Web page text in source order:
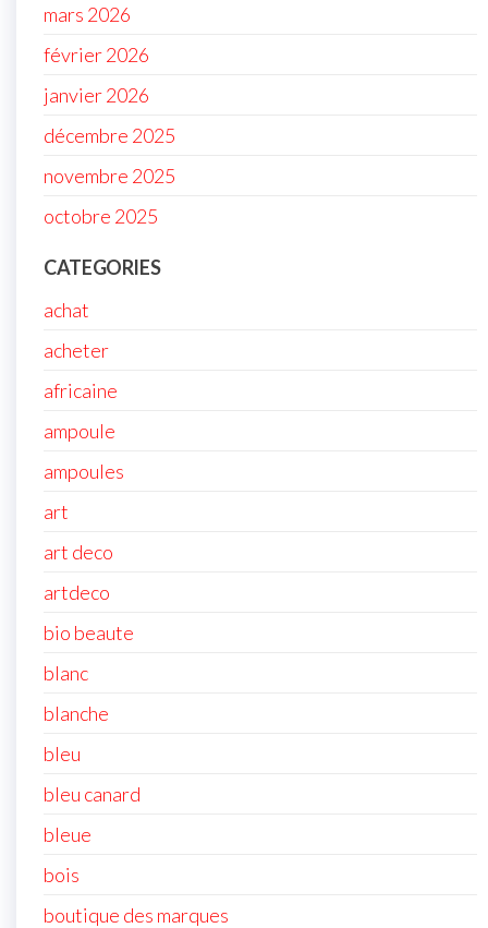
mars 2026
février 2026
janvier 2026
décembre 2025
novembre 2025
octobre 2025
CATEGORIES
achat
acheter
africaine
ampoule
ampoules
art
art deco
artdeco
bio beaute
blanc
blanche
bleu
bleu canard
bleue
bois
boutique des marques